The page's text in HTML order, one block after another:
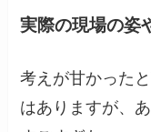
実際の現場の姿
考えが甘かった
はありますが、